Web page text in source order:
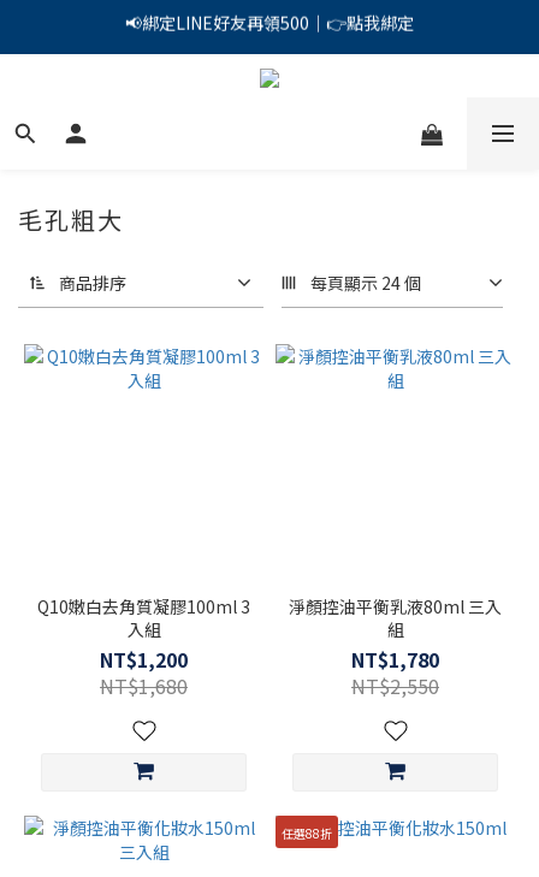
PSK 光防禦柔霧防曬棒｜小霧棒閃亮登場✨ 新品上市優惠中！
📢綁定LINE好友再領500｜👉點我綁定
PSK 光防禦柔霧防曬棒｜小霧棒閃亮登場✨ 新品上市優惠中！
毛孔粗大
商品排序 每頁顯示 24 個
Q10嫩白去角質凝膠100ml 3
入組
NT$1,200
NT$1,680
淨顏控油平衡乳液80ml 三入
組
NT$1,780
NT$2,550
任選88折